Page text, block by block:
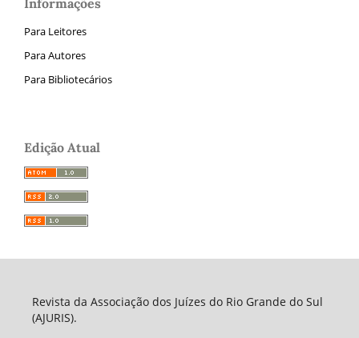
Para Leitores
Para Autores
Para Bibliotecários
Edição Atual
Revista da Associação dos Juízes do Rio Grande do Sul
(AJURIS).